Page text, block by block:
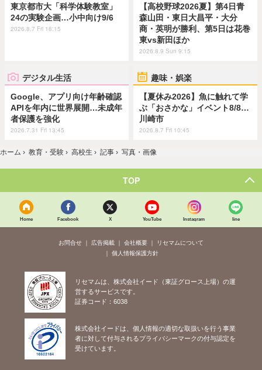
東京都市大「科学体験教室」
24の実験企画…小中向け9/6
2026.8.7 Fri 18:15
【高校野球2026夏】第4日青
森山田・東日大昌平・大分
商・英明が勝利、第5日は花巻
東vs新田ほか
2026.8.9 Sun 9:15
デジタル生活
Google、アプリ向け年齢確認
APIを年内に世界展開…未成年
者保護を強化
2026.7.31 Fri 13:45
趣味・娯楽
【夏休み2026】魚に触れて学
ぶ「おさかな」イベント8/8…
川崎市
2026.8.7 Fri 10:45
ホーム › 教育・受験 › 高校生 › 記事 › 写真・画像
TOP
Home Facebook X YouTube Instagram line
お問合せ 広告掲載 会社概要
リセマムについて
個人情報保護方針
リセマムは、株式会社イード（東証グロース上場）の運
営するサービスです。
証券コード：6038
株式会社イードは、個人情報の適切な取扱いを行う事業
者に対して付与されるプライバシーマークの付与認定を
受けています。